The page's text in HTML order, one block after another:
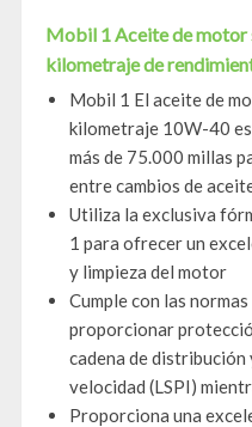
Mobil 1 Aceite de
kilometraje de
Mobil 1 El aceite de
kilometraje 10W-40
más de 75.000 millas
entre cambios de
Utiliza la exclusiva
1 para ofrecer un
y limpieza del motor
Cumple con las
proporcionar
cadena de distribución
velocidad (LSPI)
Proporciona una